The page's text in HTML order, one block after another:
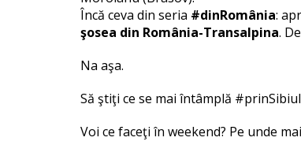
Încă ceva din seria #dinRomânia:
şosea din România-Transalpina.
Na aşa.
Să ştiţi ce se mai întâmplă
Voi ce faceţi în weekend? Pe unde